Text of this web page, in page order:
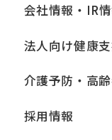
会社情報・IR
法人向け健康
介護予防・高
採用情報